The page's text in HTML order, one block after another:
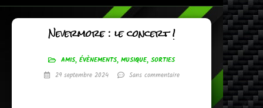
Nevermore : le concert !
AMIS, ÉVÈNEMENTS, MUSIQUE, SORTIES
29 septembre 2024
Sans commentaire